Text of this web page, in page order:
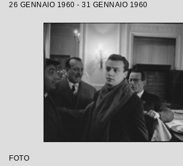
26 GENNAIO 1960 - 31 GENNAIO 1960
FOTO